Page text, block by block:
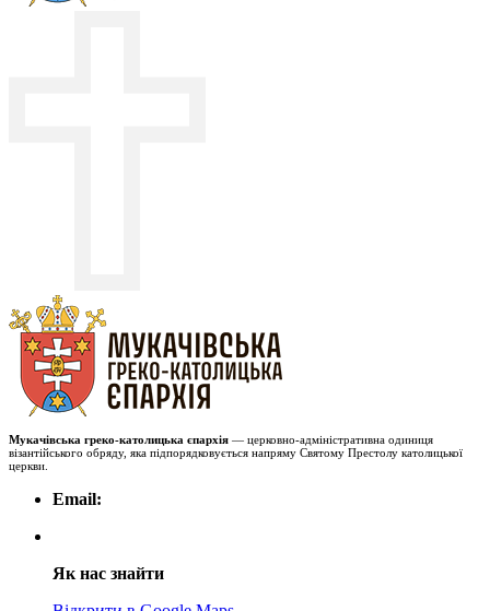
Мукачівська греко-католицька єпархія — церковно-адміністративна одиниця
візантійського обряду, яка підпорядковується напряму Святому Престолу католицької
церкви.
Email:
Як нас знайти